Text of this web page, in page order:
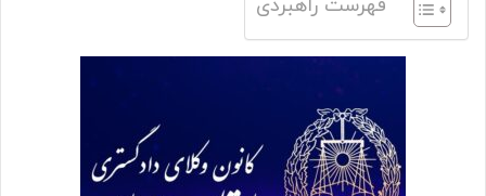
فهرست راهبردی